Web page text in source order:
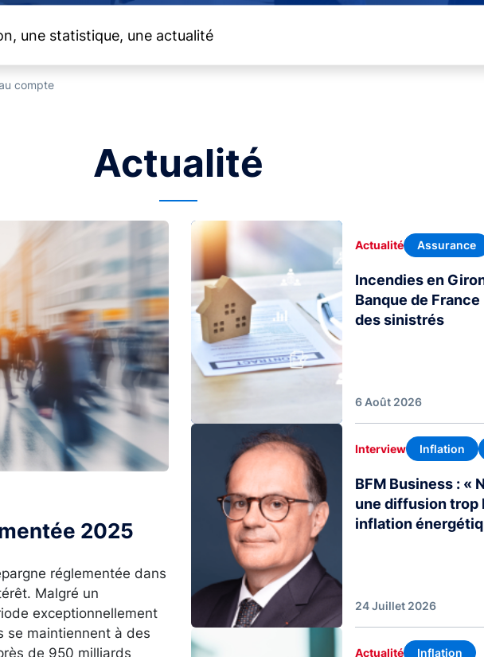
compte
Actualité
2025
réglementée dans
Malgré un
exceptionnellement
se maintiennent à des
de 950 milliards
Image
Actualité Assurance
Incendies en
Banque de
des sinistrés
6 Août 2026
Interview Inflation
BFM Business : «
une diffusion trop
inflation
24 Juillet 2026
Image
Actualité Inflation